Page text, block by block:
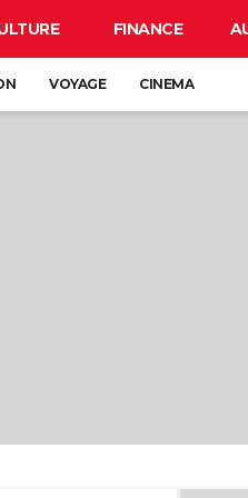
FINANCE
VOYAGE CINEMA